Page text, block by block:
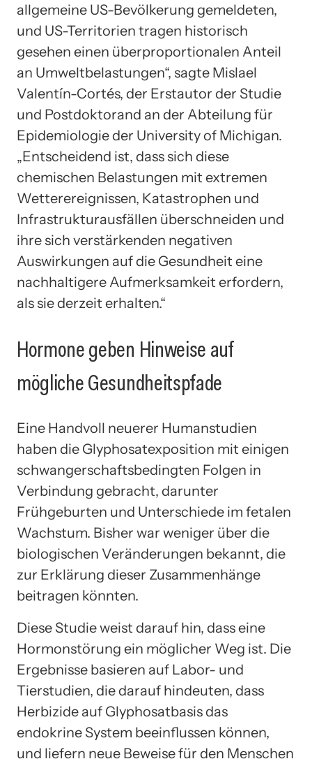
allgemeine US-Bevölkerung gemeldeten,
und US-Territorien tragen historisch
gesehen einen überproportionalen Anteil
an Umweltbelastungen“, sagte Mislael
Valentín-Cortés, der Erstautor der Studie
und Postdoktorand an der Abteilung für
Epidemiologie der University of Michigan.
„Entscheidend ist, dass sich diese
chemischen Belastungen mit extremen
Wetterereignissen, Katastrophen und
Infrastrukturausfällen überschneiden und
ihre sich verstärkenden negativen
Auswirkungen auf die Gesundheit eine
nachhaltigere Aufmerksamkeit erfordern,
als sie derzeit erhalten.“
Hormone geben Hinweise auf
mögliche Gesundheitspfade
Eine Handvoll neuerer Humanstudien
haben die Glyphosatexposition mit einigen
schwangerschaftsbedingten Folgen in
Verbindung gebracht, darunter
Frühgeburten und Unterschiede im fetalen
Wachstum. Bisher war weniger über die
biologischen Veränderungen bekannt, die
zur Erklärung dieser Zusammenhänge
beitragen könnten.
Diese Studie weist darauf hin, dass eine
Hormonstörung ein möglicher Weg ist. Die
Ergebnisse basieren auf Labor- und
Tierstudien, die darauf hindeuten, dass
Herbizide auf Glyphosatbasis das
endokrine System beeinflussen können,
und liefern neue Beweise für den Menschen